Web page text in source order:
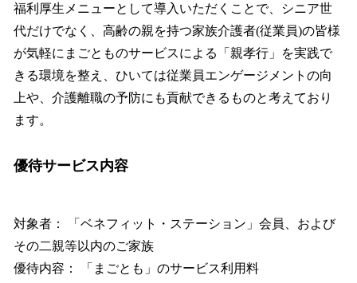
福利厚生メニューとして導入いただくことで、シニア世
代だけでなく、高齢の親を持つ家族介護者(従業員)の皆様
が気軽にまごとものサービスによる「親孝行」を実践で
きる環境を整え、ひいては従業員エンゲージメントの向
上や、介護離職の予防にも貢献できるものと考えており
ます。
優待サービス内容
対象者： 「ベネフィット・ステーション」会員、および
その二親等以内のご家族
優待内容： 「まごとも」のサービス利用料